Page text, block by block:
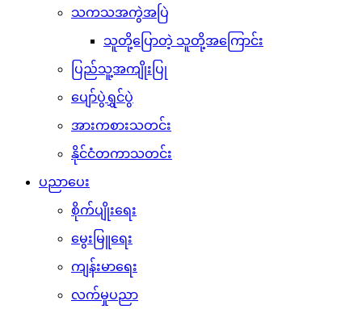
သကသအကွဲအပြဲ
သူတို့ပြောတဲ့ သူတို့အကြောင်း
ပြည်သူ့အကျိုးပြု
ပျော်ပွဲရွှင်ပွဲ
အားကစားသတင်း
နိုင်ငံတကာသတင်း
ပညာပေး
စိုက်ပျိုးရေး
မွေးမြူရေး
ကျန်းမာရေး
လက်မှုပညာ